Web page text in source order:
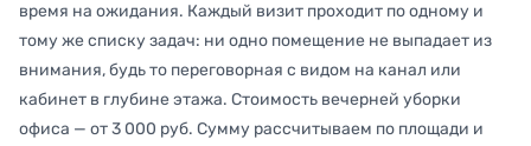
время на ожидания. Каждый визит проходит по одному и
тому же списку задач: ни одно помещение не выпадает из
внимания, будь то переговорная с видом на канал или
кабинет в глубине этажа. Стоимость вечерней уборки
офиса — от 3 000 руб. Сумму рассчитываем по площади и